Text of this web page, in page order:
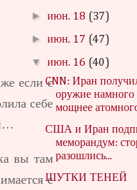
если с
себе
вы там
с
►июн. 18 (37)
►июн. 17 (47)
▼июн. 16 (40)
CNN: Иран
оружие намного
мощнее
США и Иран
меморандум:
разошлись...
ШУТКИ ТЕНЕЙ